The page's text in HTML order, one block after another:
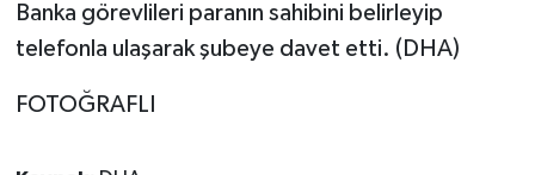
Banka görevlileri paranın sahibini belirleyip
telefonla ulaşarak şubeye davet etti. (DHA)
FOTOĞRAFLI